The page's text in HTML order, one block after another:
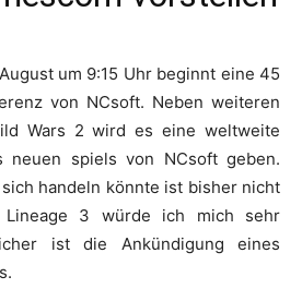
um 9:15 Uhr beginnt eine 45
von NCsoft. Neben weiteren
Wars 2 wird es eine weltweite
neuen spiels von NCsoft geben.
handeln könnte ist bisher nicht
Lineage 3 würde ich mich sehr
ist die Ankündigung eines